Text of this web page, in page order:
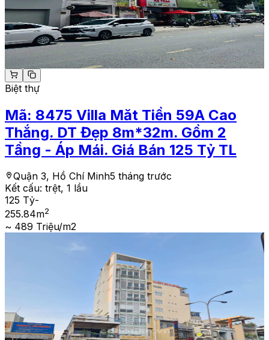
Biệt thự
Mã: 8475 Villa Măt Tiền 59A Cao
Thắng. DT Đẹp 8m*32m. Gồm 2
Tầng - Áp Mái. Giá Bán 125 Tỷ TL
Quận 3, Hồ Chí Minh5 tháng trước
Kết cấu: trệt, 1 lầu
125 Tỷ-
255.84m2
~ 489 Triệu/m2